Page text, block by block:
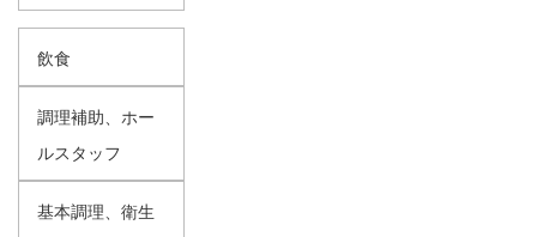
飲食
調理補助、ホー
ルスタッフ
基本調理、衛生